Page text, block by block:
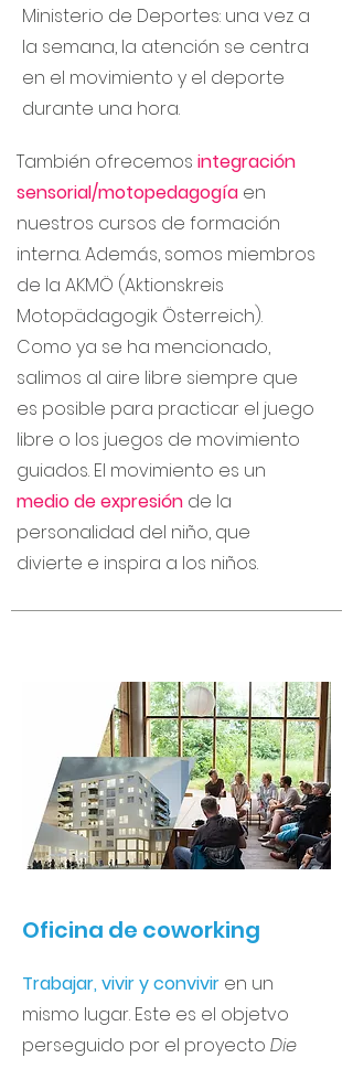
Ministerio de Deportes: una vez a
la semana, la atención se centra
en el movimiento y el deporte
durante una hora.
También ofrecemos integración
sensorial/motopedagogía en
nuestros cursos de formación
interna. Además, somos miembros
de la AKMÖ (Aktionskreis
Motopädagogik Österreich).
Como ya se ha mencionado,
salimos al aire libre siempre que
es posible para practicar el juego
libre o los juegos de movimiento
guiados. El movimiento es un
medio de expresión de la
personalidad del niño, que
divierte e inspira a los niños.
Oficina de coworking
Trabajar, vivir y convivir en un
mismo lugar. Este es el objetvo
perseguido por el proyecto Die